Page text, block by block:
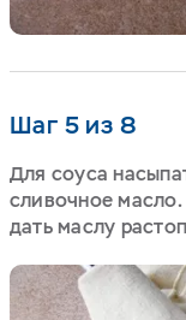
Шаг 5 из 8
Для соуса
сливочное
дать маслу